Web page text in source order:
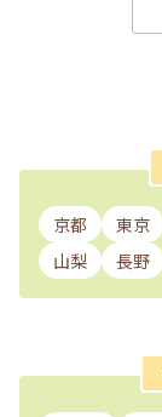
京都 東京
山梨
長野